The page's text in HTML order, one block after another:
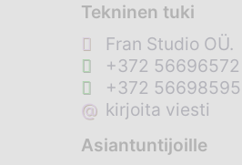
Tekninen tuki
Fran Studio OÜ.
+372 56696572
+372 56698595
@ kirjoita viesti
Asiantuntijoille